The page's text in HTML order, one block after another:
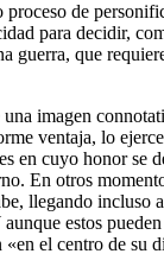
de
para decidir,
que
imagen
ventaja, lo
cuyo honor
En otros
llegando
estos
el centro de